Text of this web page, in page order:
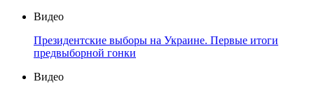
Видео
Президентские выборы на Украине. Первые итоги
предвыборной гонки
Видео